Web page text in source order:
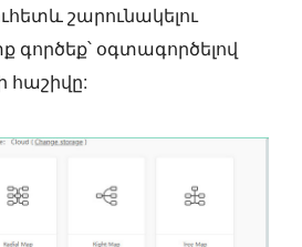
շարունակելու
գործեք՝ օգտագործելով
հաշիվը: